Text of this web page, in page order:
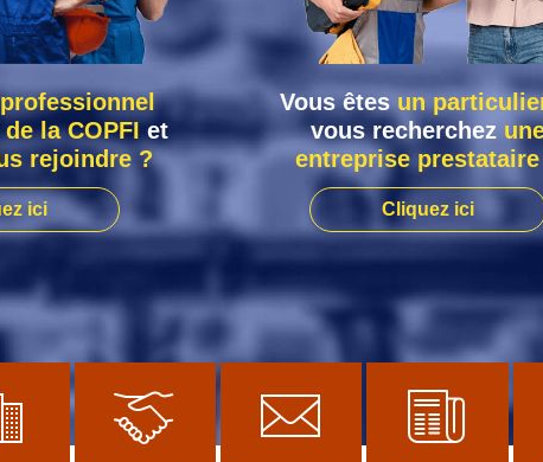
la COPFI et
rejoindre ?
ici
Vous êtes un
vous recherchez
entreprise prestataire
Cliquez ici